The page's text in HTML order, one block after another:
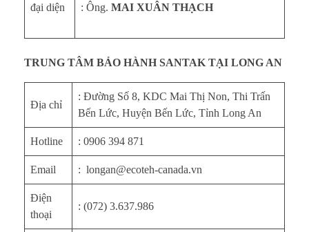
đại diện
: Ông. MAI XUÂN THẠCH
TRUNG TÂM BẢO HÀNH SANTAK TẠI LONG AN
Địa chỉ
: Đường Số 8, KDC Mai Thị Non, Thi Trấn
Bến Lức, Huyện Bến Lức, Tỉnh Long An
Hotline : 0906 394 871
Email : longan@ecoteh-canada.vn
Điện
thoại
: (072) 3.637.986